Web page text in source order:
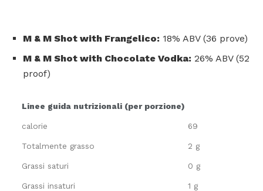
M & M Shot with Frangelico: 18% ABV (36 prove)
M & M Shot with Chocolate Vodka: 26% ABV (52
proof)
Linee guida nutrizionali (per porzione)
calorie 69
Totalmente grasso 2 g
Grassi saturi 0 g
Grassi insaturi 1 g